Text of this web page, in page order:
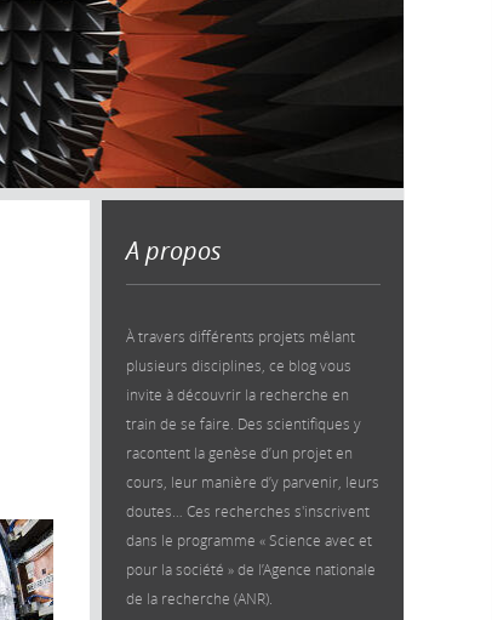
A propos
À travers différents projets mêlant
plusieurs disciplines, ce blog vous
invite à découvrir la recherche en
train de se faire. Des scientifiques y
racontent la genèse d’un projet en
cours, leur manière d’y parvenir, leurs
doutes… Ces recherches s'inscrivent
dans le programme « Science avec et
pour la société » de l’Agence nationale
de la recherche (ANR).